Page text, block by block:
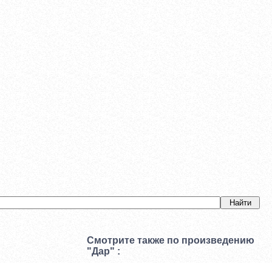
Смотрите также по произведению
"Дар" :